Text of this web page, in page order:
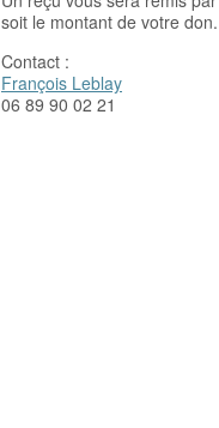
soit le montant de votre don.
Contact :
François Leblay
06 89 90 02 21